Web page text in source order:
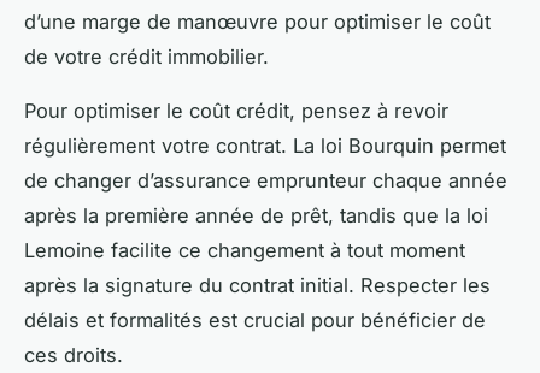
d’une marge de manœuvre pour optimiser le coût
de votre crédit immobilier.
Pour optimiser le coût crédit, pensez à revoir
régulièrement votre contrat. La loi Bourquin permet
de changer d’assurance emprunteur chaque année
après la première année de prêt, tandis que la loi
Lemoine facilite ce changement à tout moment
après la signature du contrat initial. Respecter les
délais et formalités est crucial pour bénéficier de
ces droits.